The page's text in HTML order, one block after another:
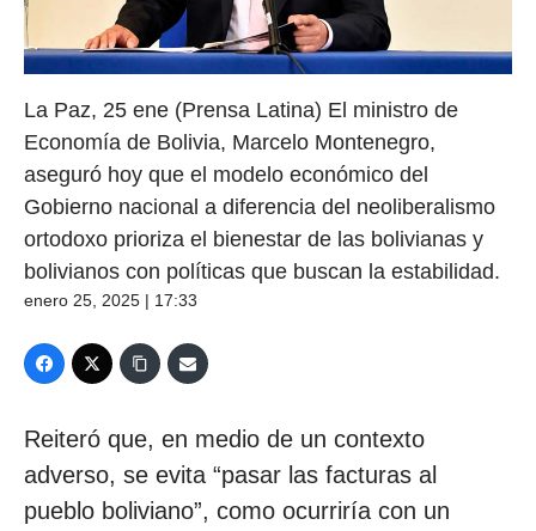
La Paz, 25 ene (Prensa Latina) El ministro de
Economía de Bolivia, Marcelo Montenegro,
aseguró hoy que el modelo económico del
Gobierno nacional a diferencia del neoliberalismo
ortodoxo prioriza el bienestar de las bolivianas y
bolivianos con políticas que buscan la estabilidad.
enero 25, 2025 | 17:33
Reiteró que, en medio de un contexto
adverso, se evita “pasar las facturas al
pueblo boliviano”, como ocurriría con un